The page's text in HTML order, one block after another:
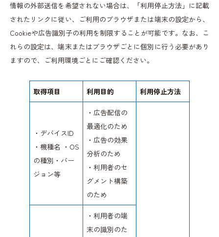
情報の外部送信を希望されない場合は、「利用停止方法」に記載
されたリンクに従い、ご利用のブラウザまたは端末の設定から、
Cookieや広告識別子の利用を制限することが可能です。なお、こ
れらの設定は、端末またはブラウザごとに個別に行う必要があり
ますので、ご利用環境ごとにご確認ください。
取得項目 利用目的 利用停止方法
・デバイスID
・機種名 ・OS
の種別・バー
ジョン等
・広告配信の
最適化のため
・広告の効果
分析のため
・利用者のセ
グメント構築
のため
・利用者の端
末の識別のた